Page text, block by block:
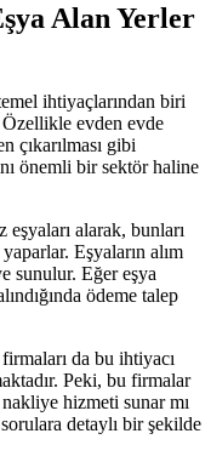
Alan Yerler
ihtiyaçlarından biri
Özellikle evden evde
çıkarılması gibi
önemli bir sektör haline
alarak, bunları
Eşyaların alım
sunulur. Eğer eşya
ödeme talep
firmaları da bu ihtiyacı
Peki, bu firmalar
nakliye hizmeti sunar mı
detaylı bir şekilde